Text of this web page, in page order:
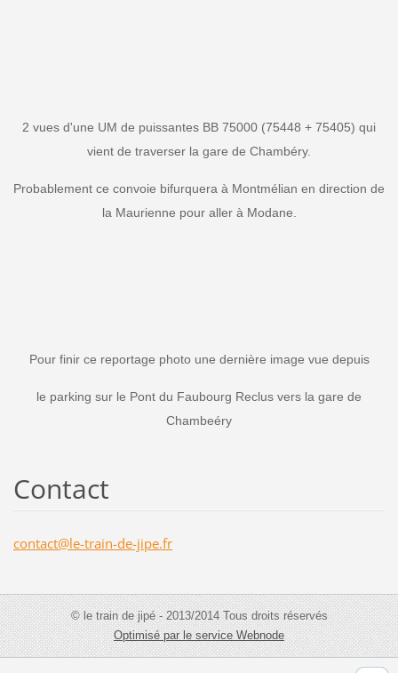
2 vues d'une UM de puissantes BB 75000 (75448 + 75405) qui
vient de traverser la gare de Chambéry.
Probablement ce convoie bifurquera à Montmélian en direction de
la Maurienne pour aller à Modane.
Pour finir ce reportage photo une dernière image vue depuis
le parking sur le Pont du Faubourg Reclus vers la gare de
Chambeéry
Contact
contact@le-train-de-jipe.fr
© le train de jipé - 2013/2014 Tous droits réservés
Optimisé par le service Webnode